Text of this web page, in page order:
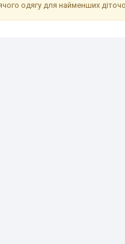
одягу для найменших